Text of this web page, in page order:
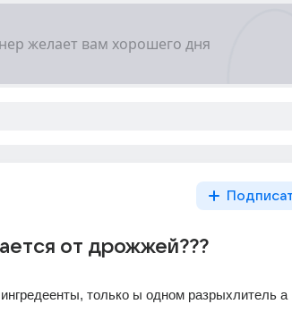
от дрожжей???
только ы одном разрыхлитель а